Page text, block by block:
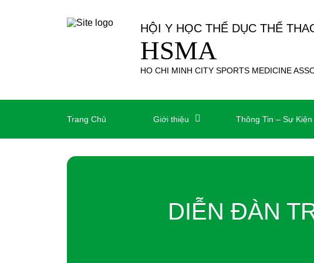
HỘI Y HỌC THỂ DỤC THỂ
HSMA
HO CHI MINH CITY SPORTS MEDICINE
Trang Chủ Giới thiệu Thông Tin – Sự Kiện
DIỄN ĐÀN